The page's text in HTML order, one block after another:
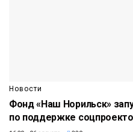
Новости
Фонд «Наш Норильск»
по поддержке